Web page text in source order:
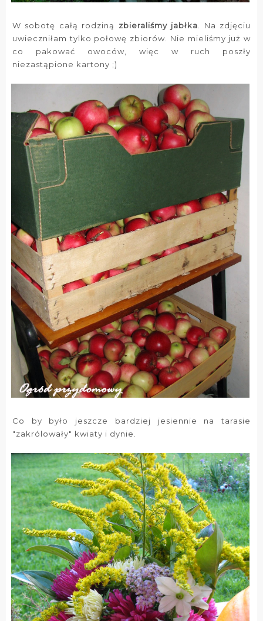
W sobotę całą rodziną zbieraliśmy jabłka . Na zdjęciu
uwieczniłam tylko połowę zbiorów. Nie mieliśmy już w
co pakować owoców, więc w ruch poszły
niezastąpione kartony ;)
Co by było jeszcze bardziej jesiennie na tarasie
"zakrólowały" kwiaty i dynie.